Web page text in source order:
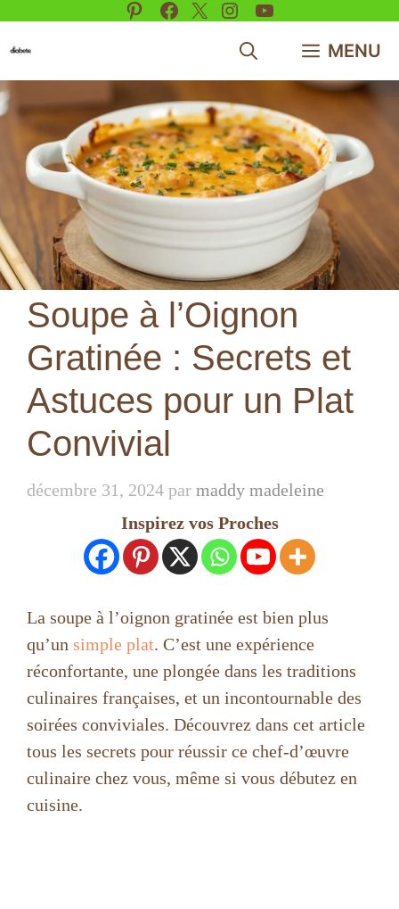
Pinterest
Facebook
X Instagram
YouTube
MENU
Soupe à l’Oignon
Gratinée : Secrets et
Astuces pour un Plat
Convivial
décembre 31, 2024 par maddy madeleine
Inspirez vos Proches
La soupe à l’oignon gratinée est bien plus
qu’un simple plat. C’est une expérience
réconfortante, une plongée dans les traditions
culinaires françaises, et un incontournable des
soirées conviviales. Découvrez dans cet article
tous les secrets pour réussir ce chef-d’œuvre
culinaire chez vous, même si vous débutez en
cuisine.